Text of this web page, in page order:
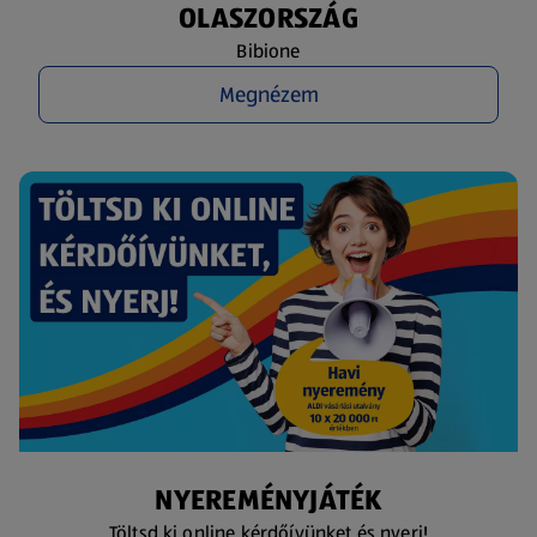
OLASZORSZÁG
Bibione
Megnézem
NYEREMÉNYJÁTÉK